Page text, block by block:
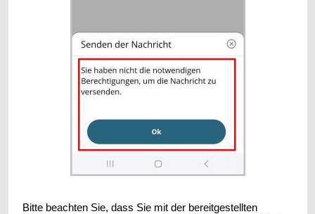
Bitte beachten Sie, dass Sie mit der bereitgestellten